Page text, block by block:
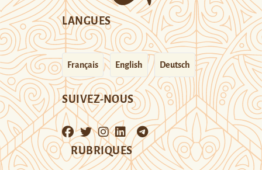
LANGUES
Français English Deutsch
SUIVEZ-NOUS
RUBRIQUES